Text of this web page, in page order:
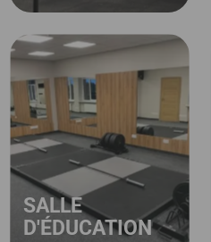
SALLE
D'ÉDUCATION